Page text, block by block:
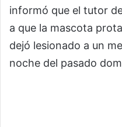
informó que el tutor
a que la mascota
dejó lesionado a un
noche del pasado